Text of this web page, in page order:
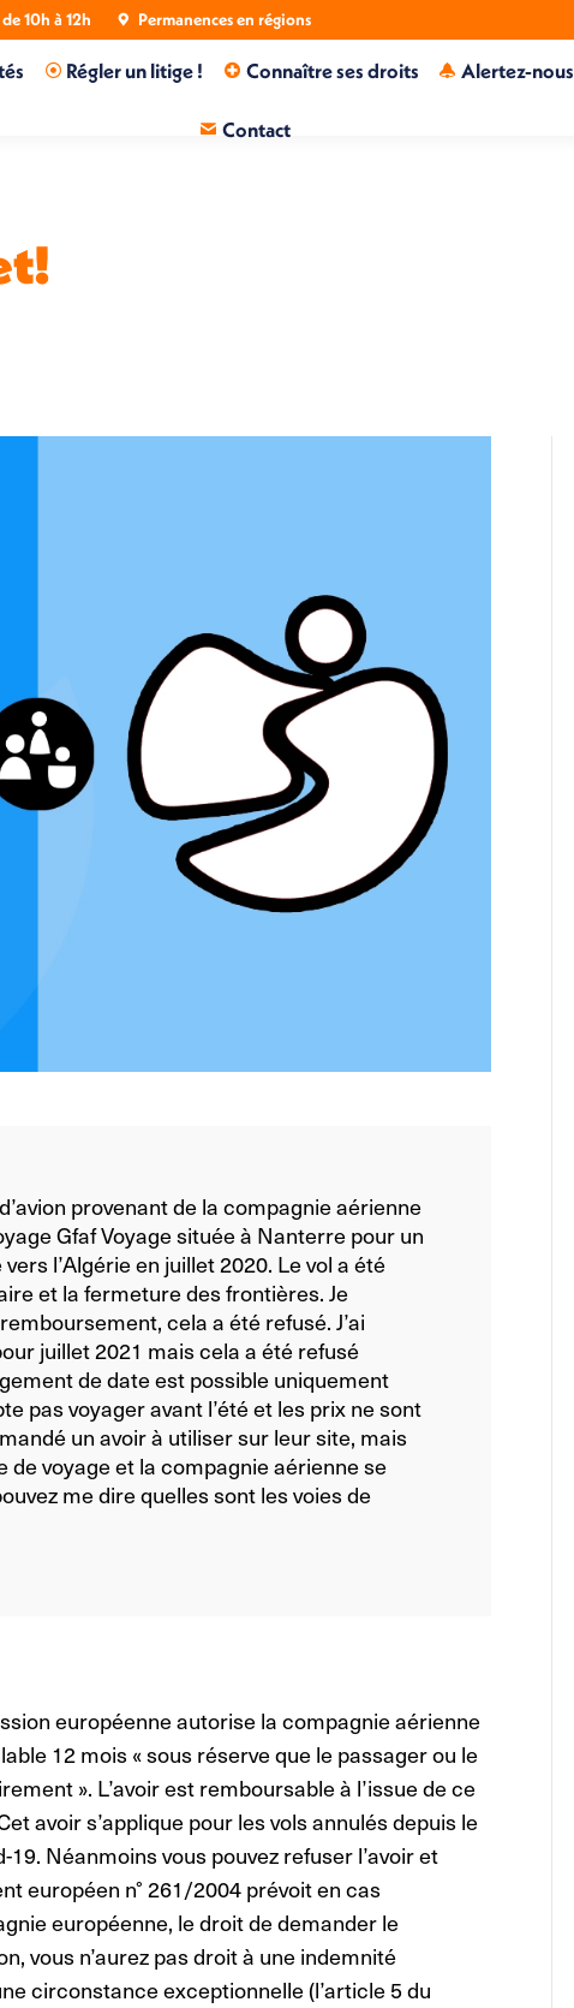
10h à 12h Permanences en régions
Régler un litige ! Connaître ses droits Alertez-nous
Contact
provenant de la compagnie aérienne
Gfaf Voyage située à Nanterre pour un
l’Algérie en juillet 2020. Le vol a été
et la fermeture des frontières. Je
cela a été refusé. J’ai
juillet 2021 mais cela a été refusé
de date est possible uniquement
pas voyager avant l’été et les prix ne sont
un avoir à utiliser sur leur site, mais
de voyage et la compagnie aérienne se
me dire quelles sont les voies de
européenne autorise la compagnie aérienne
12 mois « sous réserve que le passager ou le
». L’avoir est remboursable à l’issue de ce
avoir s’applique pour les vols annulés depuis le
Néanmoins vous pouvez refuser l’avoir et
européen n° 261/2004 prévoit en cas
européenne, le droit de demander le
vous n’aurez pas droit à une indemnité
circonstance exceptionnelle (l’article 5 du